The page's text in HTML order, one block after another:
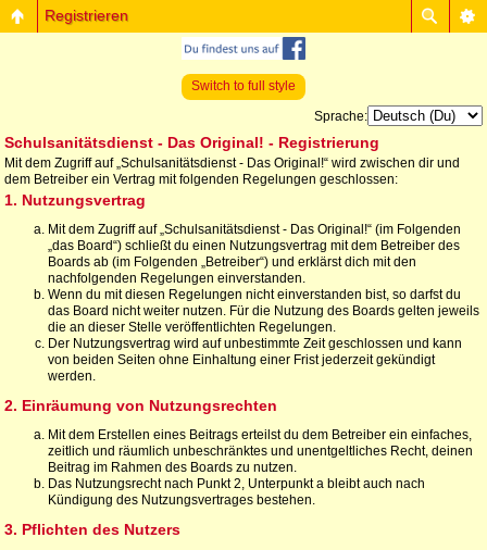
Registrieren
Switch to full style
Sprache:
Schulsanitätsdienst - Das Original! - Registrierung
Mit dem Zugriff auf „Schulsanitätsdienst - Das Original!“ wird zwischen dir und
dem Betreiber ein Vertrag mit folgenden Regelungen geschlossen:
1. Nutzungsvertrag
Mit dem Zugriff auf „Schulsanitätsdienst - Das Original!“ (im Folgenden
„das Board“) schließt du einen Nutzungsvertrag mit dem Betreiber des
Boards ab (im Folgenden „Betreiber“) und erklärst dich mit den
nachfolgenden Regelungen einverstanden.
Wenn du mit diesen Regelungen nicht einverstanden bist, so darfst du
das Board nicht weiter nutzen. Für die Nutzung des Boards gelten jeweils
die an dieser Stelle veröffentlichten Regelungen.
Der Nutzungsvertrag wird auf unbestimmte Zeit geschlossen und kann
von beiden Seiten ohne Einhaltung einer Frist jederzeit gekündigt
werden.
2. Einräumung von Nutzungsrechten
Mit dem Erstellen eines Beitrags erteilst du dem Betreiber ein einfaches,
zeitlich und räumlich unbeschränktes und unentgeltliches Recht, deinen
Beitrag im Rahmen des Boards zu nutzen.
Das Nutzungsrecht nach Punkt 2, Unterpunkt a bleibt auch nach
Kündigung des Nutzungsvertrages bestehen.
3. Pflichten des Nutzers